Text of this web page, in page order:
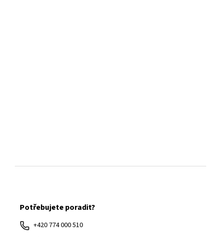
Potřebujete poradit?
+420 774 000 510